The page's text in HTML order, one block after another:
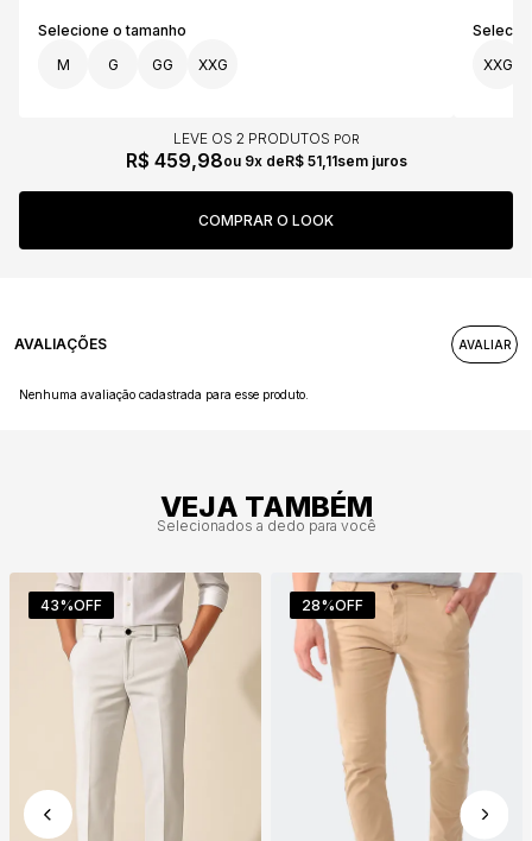
M G GG XXG XXG
LEVE OS 2 PRODUTOS
R$ 459,98 9x R$ 51,11sem juros
AVALIAÇÕES
Nenhuma avaliação cadastrada para esse produto.
VEJA TAMBÉM
Selecionados a dedo para você
43%OFF 28%OFF